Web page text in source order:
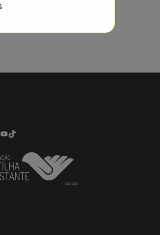
YouTube TikTok